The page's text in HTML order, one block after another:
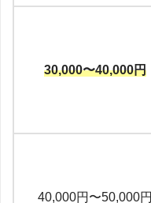
30,000〜40,000円
40,000円〜50,000円